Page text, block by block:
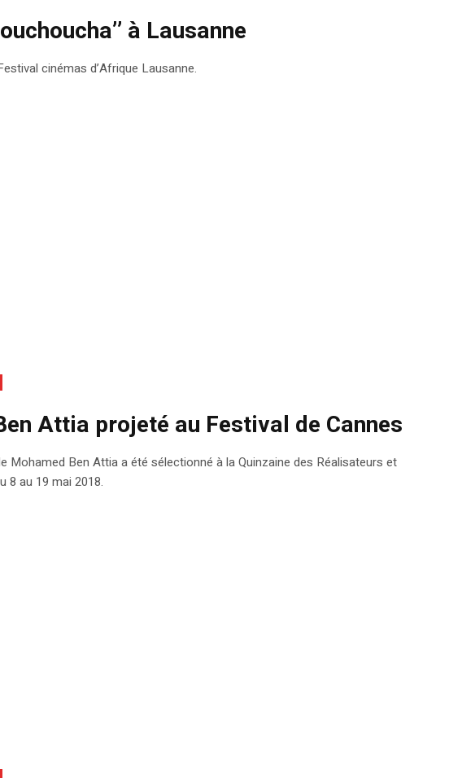
à Lausanne
cinémas d’Afrique Lausanne.
Attia projeté au Festival de Cannes
Mohamed Ben Attia a été sélectionné à la Quinzaine des Réalisateurs et
8 au 19 mai 2018.